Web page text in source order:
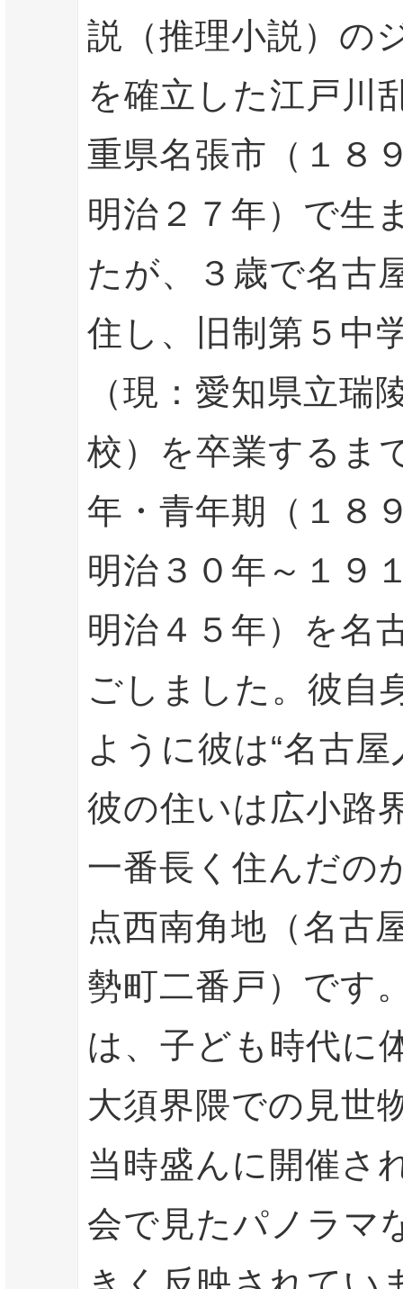
説（推理小説）の
を確立した江戸川
重県名張市（１８
明治２７年）で生
たが、３歳で名古
住し、旧制第５中
（現：愛知県立瑞
校）を卒業するま
年・青年期（１８
明治３０年～１９
明治４５年）を名
ごしました。彼自
ように彼は“名古屋
彼の住いは広小路
一番長く住んだの
点西南角地（名古
勢町二番戸）です
は、子ども時代に
大須界隈での見世
当時盛んに開催さ
会で見たパノラマ